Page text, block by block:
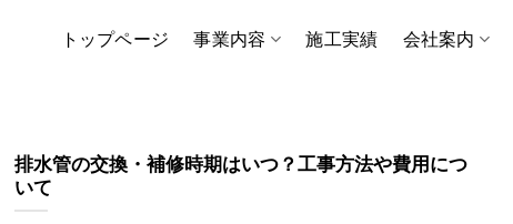
トップページ 事業内容 施工実績 会社案内
排水管の交換・補修時期はいつ？工事方法や費用につ
いて